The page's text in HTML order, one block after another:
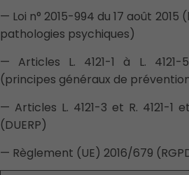
— Loi n° 2015-994 du 17 août
pathologies psychiques)
— Articles L. 4121-1 à L.
(principes généraux de
— Articles L. 4121-3 et R. 4121-1
(DUERP)
— Règlement (UE) 2016/679